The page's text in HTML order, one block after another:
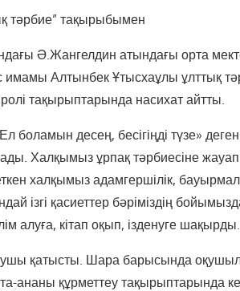
тәрбие” тақырыбымен
Ә.Жангелдин атындағы орта
Алтынбек Ұтысхаұлы ұлттық
ролі тақырыптарында насихат айтты.
боламын десең, бесігіңді түзе»
Халқымыз ұрпақ тәрбиесіне
халқымыз адамгершілік,
ізгі қасиеттер бәріміздің
алуға, кітап оқып, ізденуге шақырды.
қатысты. Шара барысында
ананы құрметтеу тақырыптарында